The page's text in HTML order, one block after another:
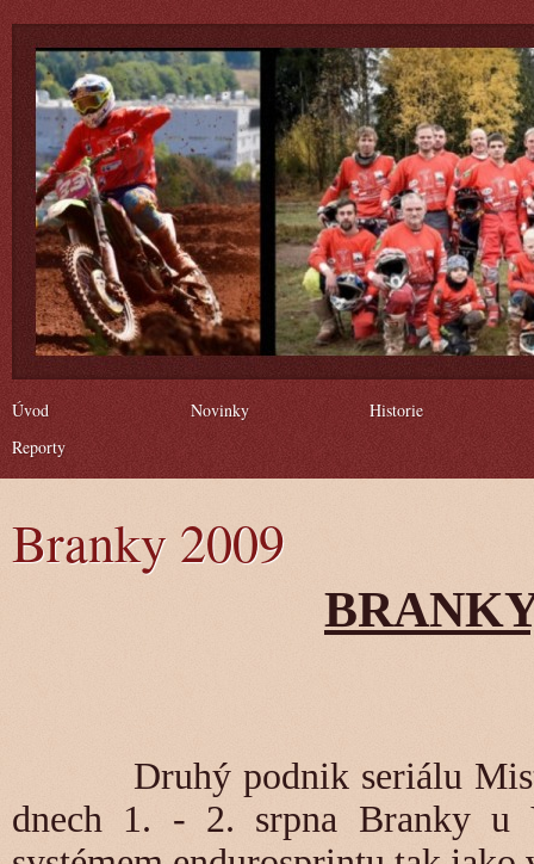
Úvod Novinky
Historie
Reporty
Branky 2009
Druhý podnik seriálu
dnech 1. - 2. srpna Branky u